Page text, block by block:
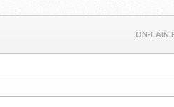
ON-